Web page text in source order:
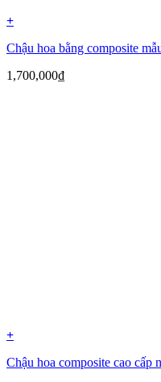
+
Chậu hoa bằng composite
1,700,000₫
+
Chậu hoa composite cao cấp